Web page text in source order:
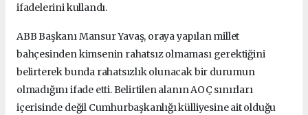
ifadelerini kullandı.
ABB Başkanı Mansur Yavaş, oraya yapılan millet
bahçesinden kimsenin rahatsız olmaması gerektiğini
belirterek bunda rahatsızlık olunacak bir durumun
olmadığını ifade etti. Belirtilen alanın AOÇ sınırları
içerisinde değil Cumhurbaşkanlığı külliyesine ait olduğu